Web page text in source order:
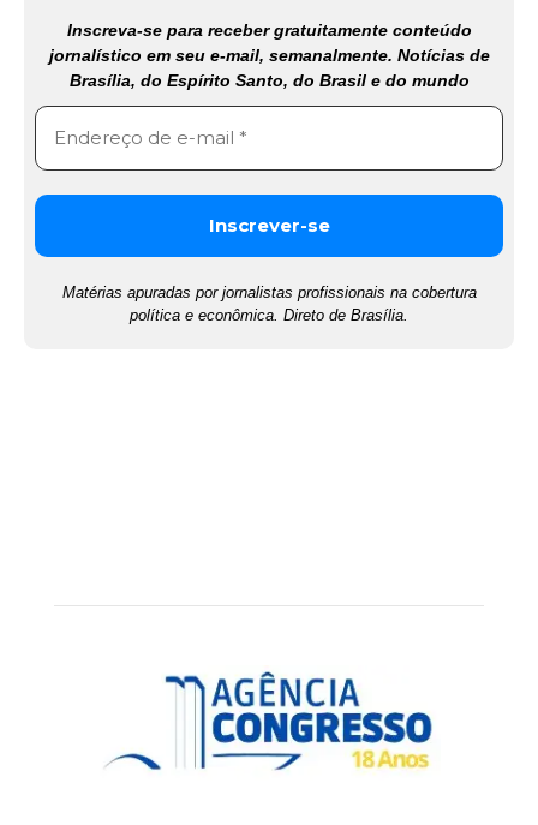
Inscreva-se para receber gratuitamente conteúdo
jornalístico em seu e-mail, semanalmente. Notícias de
Brasília, do Espírito Santo, do Brasil e do mundo
Matérias apuradas por jornalistas profissionais na cobertura
política e econômica. Direto de Brasília.